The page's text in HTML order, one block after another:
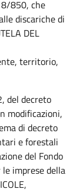
850, che
discariche di
DEL
territorio,
del decreto
modificazioni,
di decreto
e forestali
del Fondo
imprese della